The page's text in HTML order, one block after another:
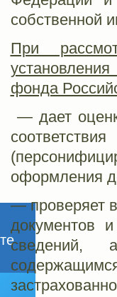
собственной
При
фонда
— дает
оформления
— проверяет
документов
сведений,